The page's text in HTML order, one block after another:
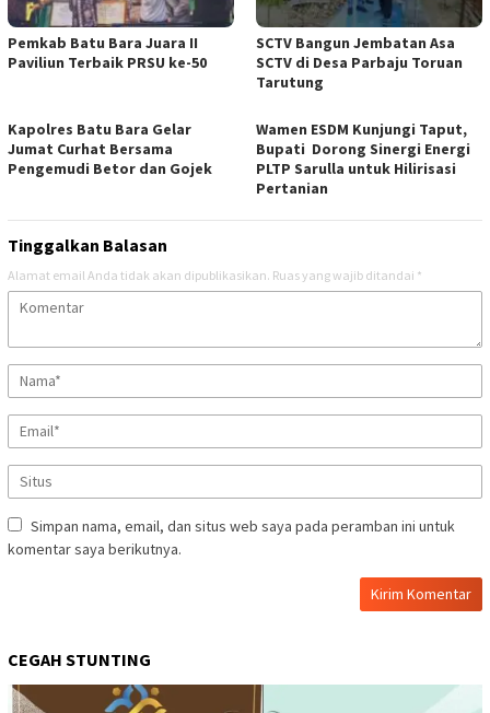
Pemkab Batu Bara Juara II
Paviliun Terbaik PRSU ke-50
SCTV Bangun Jembatan Asa
SCTV di Desa Parbaju Toruan
Tarutung
Kapolres Batu Bara Gelar
Jumat Curhat Bersama
Pengemudi Betor dan Gojek
Wamen ESDM Kunjungi Taput,
Bupati Dorong Sinergi Energi
PLTP Sarulla untuk Hilirisasi
Pertanian
Tinggalkan Balasan
Alamat email Anda tidak akan dipublikasikan. Ruas yang wajib ditandai *
Simpan nama, email, dan situs web saya pada peramban ini untuk
komentar saya berikutnya.
CEGAH STUNTING